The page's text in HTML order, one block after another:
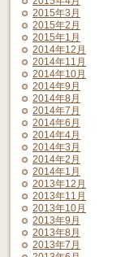
2015年3月
2015年2月
2015年1月
2014年12月
2014年11月
2014年10月
2014年9月
2014年8月
2014年7月
2014年6月
2014年4月
2014年3月
2014年2月
2014年1月
2013年12月
2013年11月
2013年10月
2013年9月
2013年8月
2013年7月